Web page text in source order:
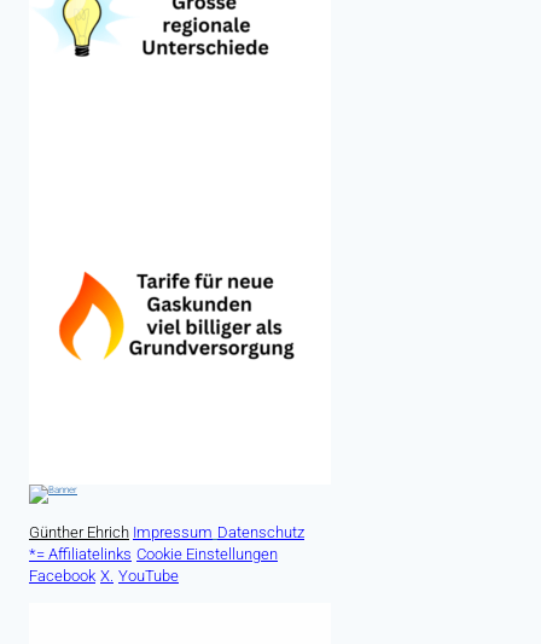
Günther Ehrich Impressum Datenschutz
*= Affiliatelinks Cookie Einstellungen
Facebook X. YouTube